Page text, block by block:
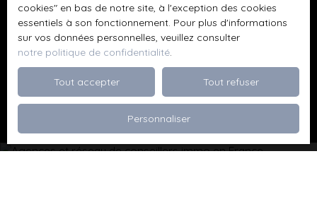
Pour en savoir plus sur le traitement de vos
données personnelles, veuillez consulter notre
politique de confidentialité.
Recevoir des annonces
cookies″ en bas de notre site, à l'exception des cookies
essentiels à son fonctionnement. Pour plus d'informations
sur vos données personnelles, veuillez consulter
notre politique de confidentialité.
Tout accepter Tout refuser
Personnaliser